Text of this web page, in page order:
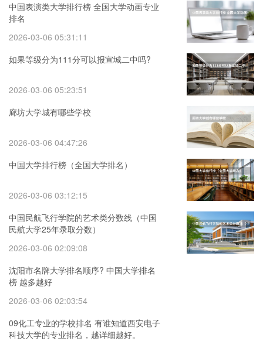
中国表演类大学排行榜 全国大学动画专业
排名
2026-03-06 05:31:11
如果等级分为111分可以报宣城二中吗?
2026-03-06 05:23:51
廊坊大学城有哪些学校
2026-03-06 04:47:26
中国大学排行榜（全国大学排名）
2026-03-06 03:12:15
中国民航飞行学院的艺术类分数线（中国
民航大学25年录取分数）
2026-03-06 02:09:08
沈阳市名牌大学排名顺序? 中国大学排名
榜 越多越好
2026-03-06 02:03:54
09化工专业的学校排名 有谁知道西安电子
科技大学的专业排名，越详细越好。